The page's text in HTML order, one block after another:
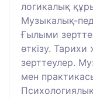
логикалық
Музыкалық-
Ғылыми
өткізу.
зерттеулер.
мен